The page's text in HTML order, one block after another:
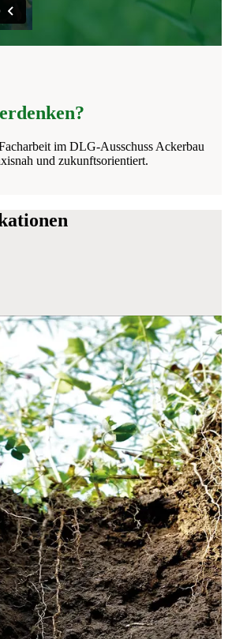
im DLG‑Ausschuss Ackerbau
und zukunftsorientiert.